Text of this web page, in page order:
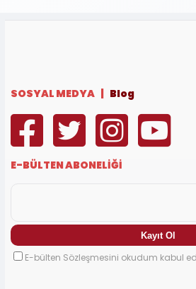
SOSYAL MEDYA | Blog
E-BÜLTEN ABONELİĞİ
E-bülten Sözleşmesini okudum kabul